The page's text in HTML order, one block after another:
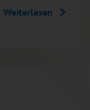
Weiterlesen